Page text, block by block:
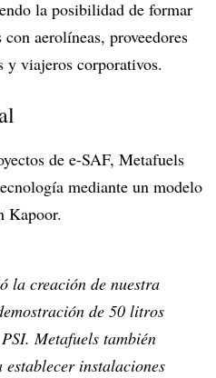
la posibilidad de formar
aerolíneas, proveedores
y viajeros corporativos.
de e-SAF, Metafuels
mediante un modelo
Kapoor.
la creación de nuestra
de 50 litros
Metafuels también
instalaciones